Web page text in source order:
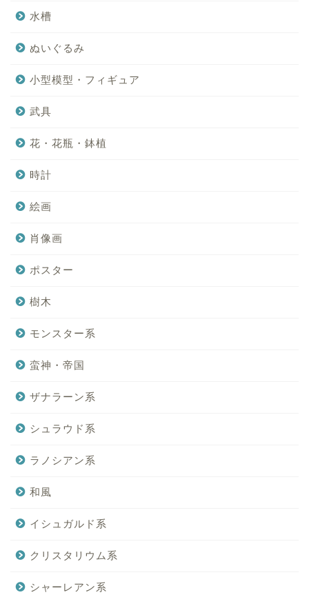
水槽
ぬいぐるみ
小型模型・フィギュア
武具
花・花瓶・鉢植
時計
絵画
肖像画
ポスター
樹木
モンスター系
蛮神・帝国
ザナラーン系
シュラウド系
ラノシアン系
和風
イシュガルド系
クリスタリウム系
シャーレアン系